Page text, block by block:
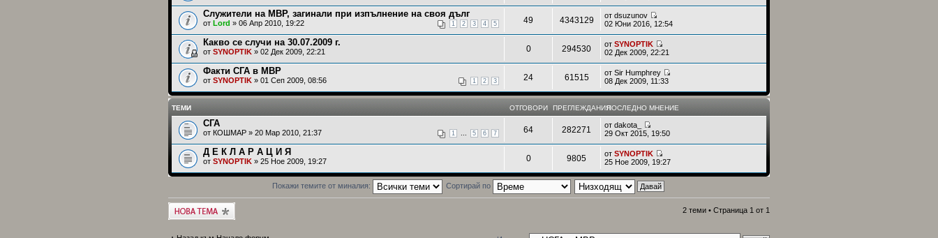
Служители на МВР, загинали при изпълнение на своя дълг
1 2 3 4 5
от Lord » 06 Апр 2010, 19:22 49 4343129 отdsuzunov
02 Юни 2016, 12:54
Какво се случи на 30.07.2009 г.
от SYNOPTIK » 02 Дек 2009, 22:21 0 294530 отSYNOPTIK
02 Дек 2009, 22:21
Факти СГА в МВР
1 2 3
от SYNOPTIK » 01 Сеп 2009, 08:56 24 61515 отSir Humphrey
08 Дек 2009, 11:33
ТЕМИ ОТГОВОРИ ПРЕГЛЕЖДАНИЯПОСЛЕДНО МНЕНИЕ
СГА
1 5 6 7
от КОШМАР » 20 Мар 2010, 21:37 64 282271 отdakota_
29 Окт 2015, 19:50
Д Е К Л А Р А Ц И Я
от SYNOPTIK » 25 Ное 2009, 19:27 0 9805 отSYNOPTIK
25 Ное 2009, 19:27
Покажи темите от миналия: Сортирай по
Публикувай нова
тема
2 теми • Страница 1 от 1